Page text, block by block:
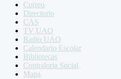
Correo
Directorio
CAS
TV UAQ
Radio UAQ
Calendario Escolar
Bibliotecas
Contraloria Social
Mapa